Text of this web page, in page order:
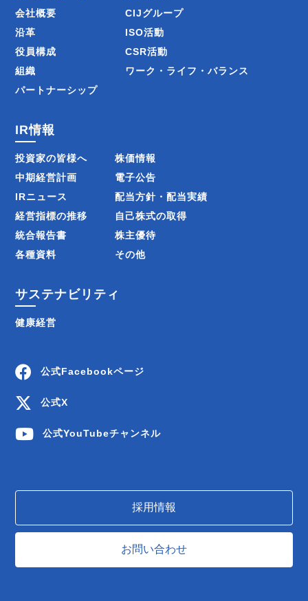
会社概要
沿革
役員構成
組織
パートナーシップ
CIJグループ
ISO活動
CSR活動
ワーク・ライフ・バランス
IR情報
投資家の皆様へ
中期経営計画
IRニュース
経営指標の推移
統合報告書
各種資料
株価情報
電子公告
配当方針・配当実績
自己株式の取得
株主優待
その他
サステナビリティ
健康経営
公式Facebookページ
公式X
公式YouTubeチャンネル
採用情報
お問い合わせ